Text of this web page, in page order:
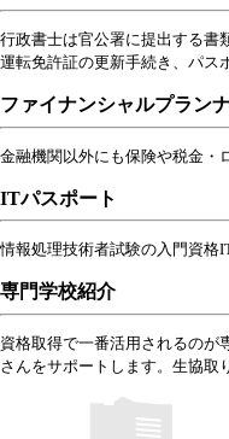
行政書士は官公署に提出する書
運転免許証の更新手続き、パス
ファイナンシャルプラン
金融機関以外にも保険や税金・
ITパスポート
情報処理技術者試験の入門資格
専門学校紹介
資格取得で一番活用されるのが
さんをサポートします。生協取